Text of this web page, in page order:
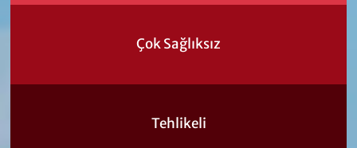
Çok Sağlıksız
Tehlikeli